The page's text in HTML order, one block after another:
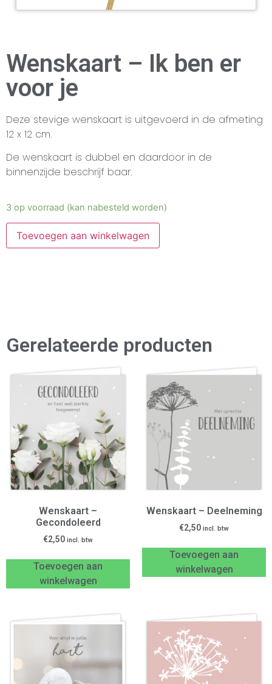
Wenskaart – Ik ben er
voor je
Deze stevige wenskaart is uitgevoerd in de afmeting
12 x 12 cm.
De wenskaart is dubbel en daardoor in de
binnenzijde beschrijf baar.
3 op voorraad (kan nabesteld worden)
Toevoegen aan winkelwagen
Gerelateerde producten
Wenskaart –
Gecondoleerd
€2,50 incl. btw
Toevoegen aan
winkelwagen
Wenskaart – Deelneming
€2,50 incl. btw
Toevoegen aan
winkelwagen